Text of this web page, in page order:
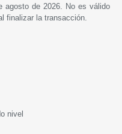
agosto de 2026. No es válido
finalizar la transacción.
nivel